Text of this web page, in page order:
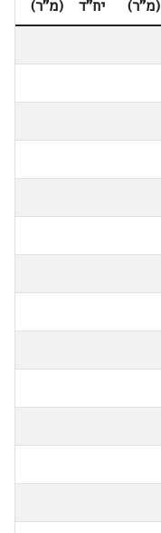
(מ"ר) יח"ד
(מ"ר)